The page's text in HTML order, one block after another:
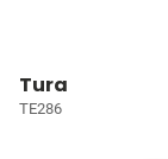
Tura
TE286